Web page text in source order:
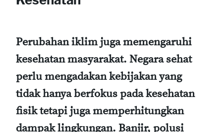
Perubahan iklim juga memengaruhi
kesehatan masyarakat. Negara sehat
perlu mengadakan kebijakan yang
tidak hanya berfokus pada kesehatan
fisik tetapi juga memperhitungkan
dampak lingkungan. Banjir, polusi